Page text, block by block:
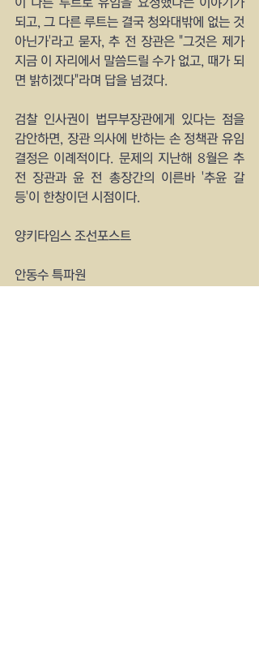
되고, 그 다른 루트는 결국 청와대밖에 없는 것
아닌가'라고 묻자, 추 전 장관은 "그것은 제가
지금 이 자리에서 말씀드릴 수가 없고, 때가 되
면 밝히겠다"라며 답을 넘겼다.
검찰 인사권이 법무부장관에게 있다는 점을
감안하면, 장관 의사에 반하는 손 정책관 유임
결정은 이례적이다. 문제의 지난해 8월은 추
전 장관과 윤 전 총장간의 이른바 '추윤 갈
등'이 한창이던 시점이다.
양키타임스 조선포스트
안동수 특파원